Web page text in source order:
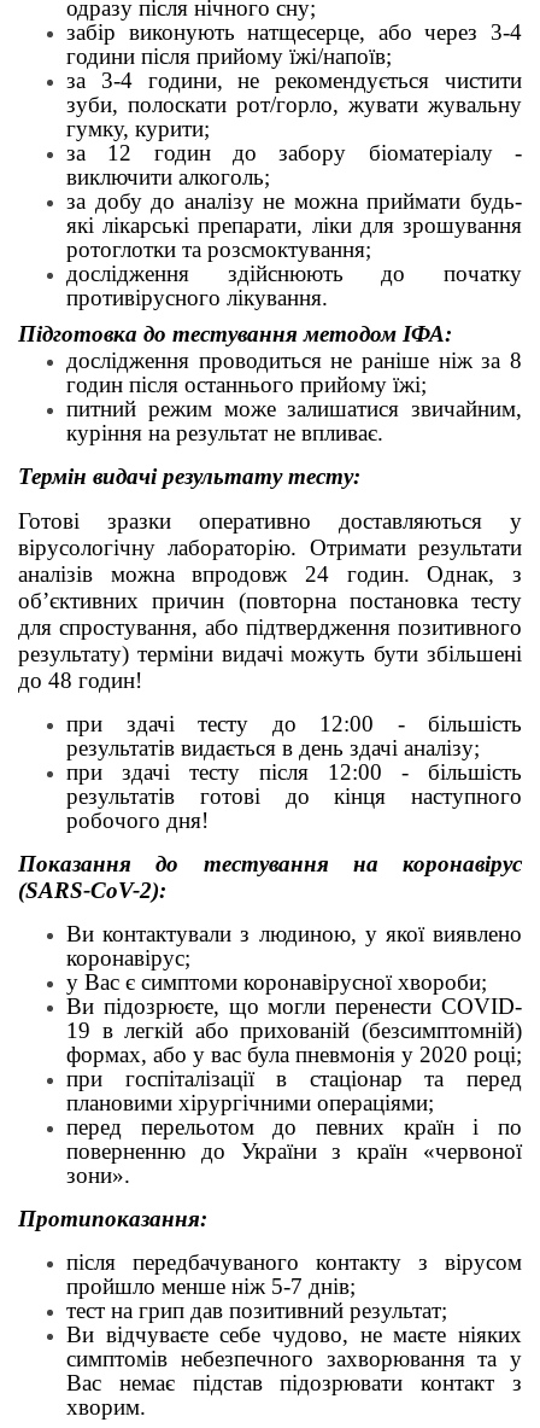
одразу після нічного сну;
забір виконують натщесерце, або через 3-4
години після прийому їжі/напоїв;
за 3-4 години, не рекомендується чистити
зуби, полоскати рот/горло, жувати жувальну
гумку, курити;
за 12 годин до забору біоматеріалу -
виключити алкоголь;
за добу до аналізу не можна приймати будь-
які лікарські препарати, ліки для зрошування
ротоглотки та розсмоктування;
дослідження здійснюють до початку
противірусного лікування.
Підготовка до тестування методом ІФА:
дослідження проводиться не раніше ніж за 8
годин після останнього прийому їжі;
питний режим може залишатися звичайним,
куріння на результат не впливає.
Термін видачі результату тесту:
Готові зразки оперативно доставляються у
вірусологічну лабораторію. Отримати результати
аналізів можна впродовж 24 годин.
Однак, з
об’єктивних причин (повторна постановка тесту
для спростування, або підтвердження позитивного
результату) терміни видачі можуть бути збільшені
до 48 годин!
при здачі тесту до 12:00 - більшість
результатів видається в день здачі аналізу;
при здачі тесту після 12:00 - більшість
результатів готові до кінця наступного
робочого дня!
Показання до тестування на коронавірус
(SARS-CoV-2):
Ви контактували з людиною, у якої виявлено
коронавірус;
у Вас є симптоми коронавірусної хвороби;
Ви підозрюєте, що могли перенести COVID-
19 в легкій або прихованій (безсимптомній)
формах, або у вас була пневмонія у 2020 році;
при госпіталізації в стаціонар та перед
плановими хірургічними операціями;
перед перельотом до певних країн і по
поверненню до України з країн «червоної
зони».
Протипоказання:
після передбачуваного контакту з вірусом
пройшло менше ніж 5-7 днів;
тест на грип дав позитивний результат;
Ви відчуваєте себе чудово, не маєте ніяких
симптомів небезпечного захворювання та у
Вас немає підстав підозрювати контакт з
хворим.